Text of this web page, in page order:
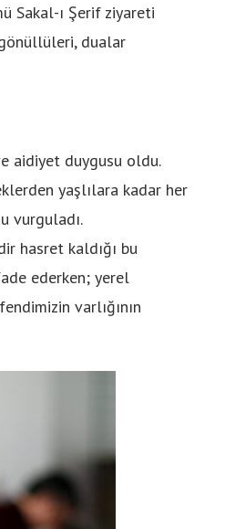
Sakal-ı Şerif ziyareti
dualar
aidiyet duygusu oldu.
yaşlılara kadar her
vurguladı.
hasret kaldığı bu
ederken; yerel
varlığının